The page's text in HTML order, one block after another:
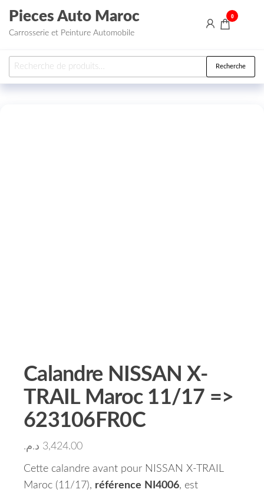
Aller au contenu
Pieces Auto Maroc
Carrosserie et Peinture Automobile
0
Recherche pour : Recherche
Calandre NISSAN X-
TRAIL Maroc 11/17 =>
623106FR0C
3,424.00 د.م.
Cette calandre avant pour NISSAN X-TRAIL
Maroc (11/17), référence NI4006, est